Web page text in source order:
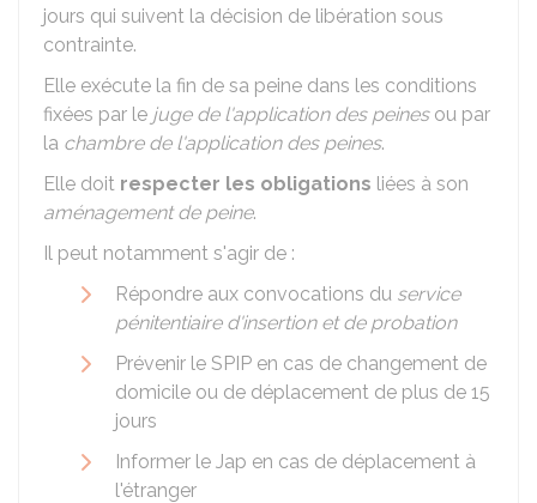
jours qui suivent la décision de libération sous
contrainte.
Elle exécute la fin de sa peine dans les conditions
fixées par le juge de l'application des peinesou par
la chambre de l'application des peines.
Elle doit respecter les obligations liées à son
aménagement de peine.
Il peut notamment s'agir de :
Répondre aux convocations du service
pénitentiaire d'insertion et de probation
Prévenir le SPIP en cas de changement de
domicile ou de déplacement de plus de 15
jours
Informer le Jap en cas de déplacement à
l'étranger